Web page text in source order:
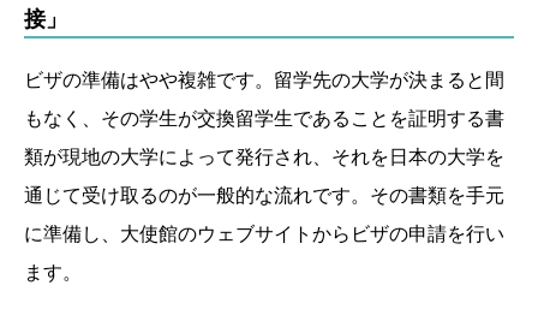
接」
ビザの準備はやや複雑です。留学先の大学が決まると間
もなく、その学生が交換留学生であることを証明する書
類が現地の大学によって発行され、それを日本の大学を
通じて受け取るのが一般的な流れです。その書類を手元
に準備し、大使館のウェブサイトからビザの申請を行い
ます。